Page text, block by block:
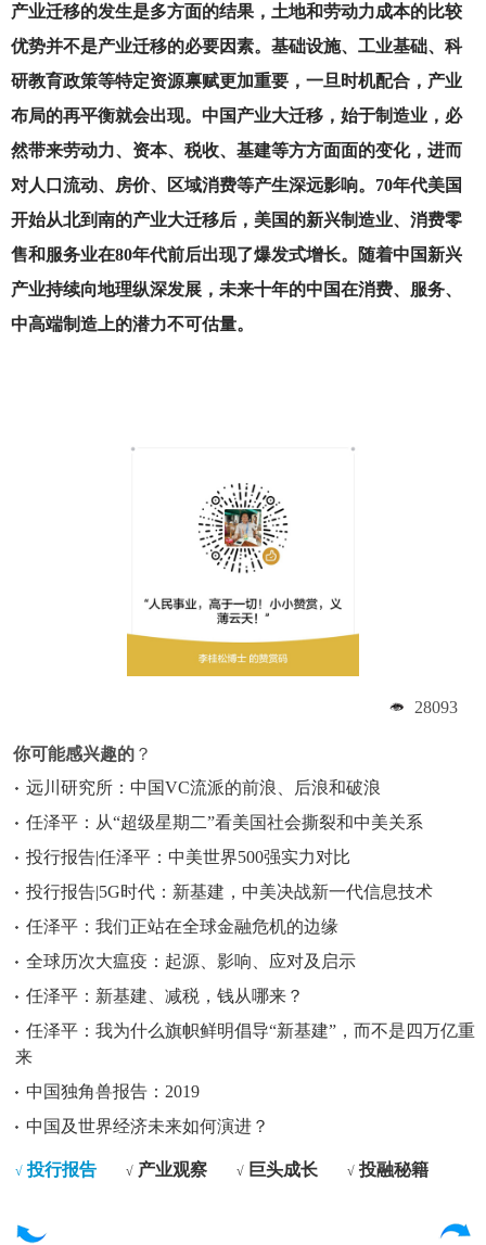
产业迁移的发生是多方面的结果，土地和劳动力成本的比较
优势并不是产业迁移的必要因素。基础设施、工业基础、科
研教育政策等特定资源禀赋更加重要，一旦时机配合，产业
布局的再平衡就会出现。中国产业大迁移，始于制造业，必
然带来劳动力、资本、税收、基建等方方面面的变化，进而
对人口流动、房价、区域消费等产生深远影响。70年代美国
开始从北到南的产业大迁移后，美国的新兴制造业、消费零
售和服务业在80年代前后出现了爆发式增长。随着中国新兴
产业持续向地理纵深发展，未来十年的中国在消费、服务、
中高端制造上的潜力不可估量。
28093
你可能感兴趣的 ？
远川研究所：中国VC流派的前浪、后浪和破浪
任泽平：从“超级星期二”看美国社会撕裂和中美关系
投行报告|任泽平：中美世界500强实力对比
投行报告|5G时代：新基建，中美决战新一代信息技术
任泽平：我们正站在全球金融危机的边缘
全球历次大瘟疫：起源、影响、应对及启示
任泽平：新基建、减税，钱从哪来？
任泽平：我为什么旗帜鲜明倡导“新基建”，而不是四万亿重
来
中国独角兽报告：2019
中国及世界经济未来如何演进？
√ 投行报告 √ 产业观察 √ 巨头成长 √ 投融秘籍